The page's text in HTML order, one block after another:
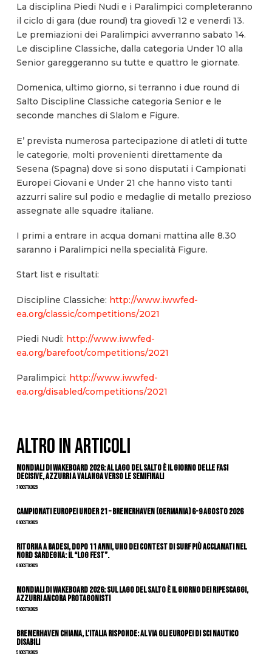
La disciplina Piedi Nudi e i Paralimpici completeranno
il ciclo di gara (due round) tra giovedì 12 e venerdì 13.
Le premiazioni dei Paralimpici avverranno sabato 14.
Le discipline Classiche, dalla categoria Under 10 alla
Senior gareggeranno su tutte e quattro le giornate.
Domenica, ultimo giorno, si terranno i due round di
Salto Discipline Classiche categoria Senior e le
seconde manches di Slalom e Figure.
E’ prevista numerosa partecipazione di atleti di tutte
le categorie, molti provenienti direttamente da
Sesena (Spagna) dove si sono disputati i Campionati
Europei Giovani e Under 21 che hanno visto tanti
azzurri salire sul podio e medaglie di metallo prezioso
assegnate alle squadre italiane.
I primi a entrare in acqua domani mattina alle 8.30
saranno i Paralimpici nella specialità Figure.
Start list e risultati:
Discipline Classiche: http://www.iwwfed-
ea.org/classic/competitions/2021
Piedi Nudi: http://www.iwwfed-
ea.org/barefoot/competitions/2021
Paralimpici: http://www.iwwfed-
ea.org/disabled/competitions/2021
ALTRO IN ARTICOLI
Mondiali di Wakeboard 2026: al Lago del Salto è il giorno delle fasi
decisive, azzurri a valanga verso le semifinali
7 Agosto 2026
Campionati Europei Under 21 – Bremerhaven (Germania) 6-9 agosto 2026
6 Agosto 2026
Ritorna a Badesi, dopo 11 anni, uno dei contest di surf più acclamati nel
nord Sardegna: il “Log Fest”.
6 Agosto 2026
Mondiali di Wakeboard 2026: sul Lago del Salto è il giorno dei ripescaggi,
azzurri ancora protagonisti
5 Agosto 2026
Bremerhaven chiama, l’Italia risponde: al via gli Europei di Sci Nautico
Disabili
5 Agosto 2026